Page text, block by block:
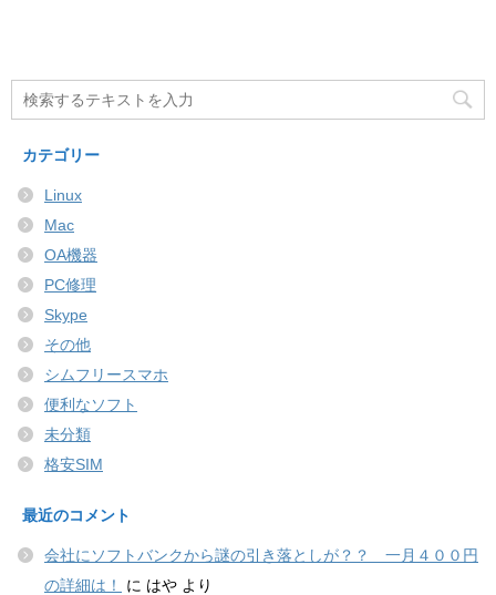
カテゴリー
Linux
Mac
OA機器
PC修理
Skype
その他
シムフリースマホ
便利なソフト
未分類
格安SIM
最近のコメント
会社にソフトバンクから謎の引き落としが？？ 一月４００円
の詳細は！
に はや より